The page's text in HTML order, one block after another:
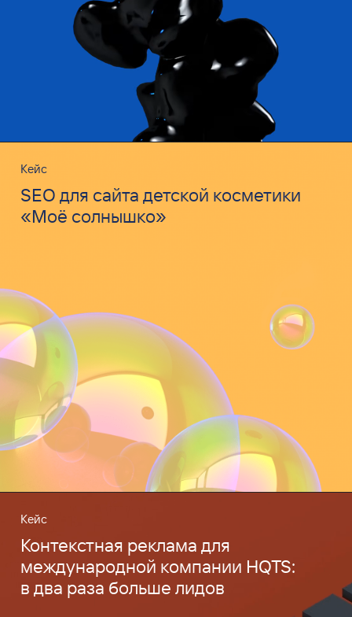
Кейс
SEO для сайта детской косметики
«Моё солнышко»
Кейс
Контекстная реклама для
международной компании HQTS:
в два раза больше лидов